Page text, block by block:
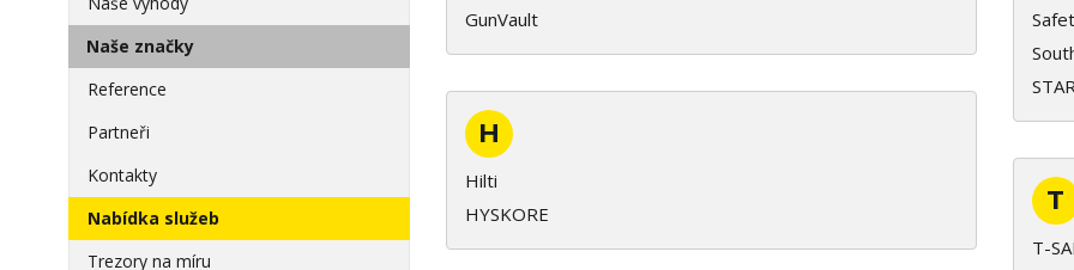
Naše značky
Reference
Partneři
Kontakty
Nabídka služeb
Trezory na míru
GunVault
H
Hilti
HYSKORE
T
T-